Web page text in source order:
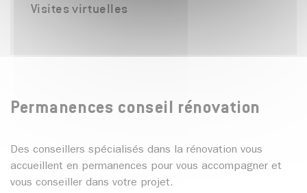
Visites virtuelles
Permanences conseil rénovation
Des conseillers spécialisés dans la rénovation vous
accueillent en permanences pour vous accompagner et
vous conseiller dans votre projet.